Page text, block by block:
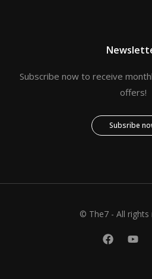
Subscribe now to receive
offers!
Subsribe
© The7 - All rights